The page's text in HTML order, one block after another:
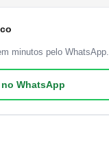
minutos pelo WhatsApp.
no WhatsApp